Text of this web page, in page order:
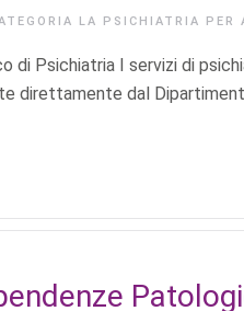
LA PSICHIATRIA PER
di Psichiatria I servizi di
direttamente dal